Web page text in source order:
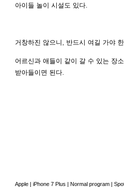
아이들 놀이 시설도 있다.
거창하진 않으니, 반드시 여길 가야
어르신과 애들이 같이 갈 수 있는 장
받아들이면 된다.
Apple | iPhone 7 Plus | Normal program |